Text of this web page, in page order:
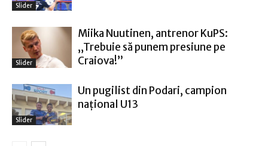
Slider
Slider
Miika Nuutinen, antrenor KuPS:
„Trebuie să punem presiune pe
Craiova!”
Slider
Un pugilist din Podari, campion
naţional U13